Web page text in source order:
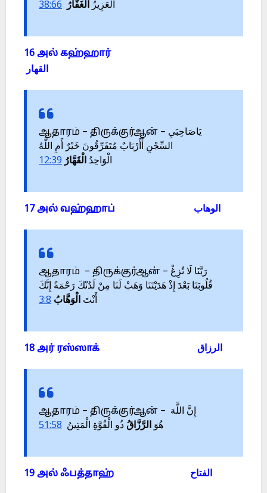
الْعَزِيزُ الْغَفَّارُ 38:66
16 அல் கஹ்ஹார்
ஆதாரம் – திருக்குர்ஆன் – يَاصَاحِبَيِ
السِّجْنِ أَأَرْبَابٌ مُتَفَرِّقُونَ خَيْرٌ أَمِ اللَّهُ
الْوَاحِدُ الْقَهَّارُ 12:39
ஆதாரம் – திருக்குர்ஆன் – رَبَّنَا لَا تُزِغْ
قُلُوبَنَا بَعْدَ إِذْ هَدَيْتَنَا وَهَبْ لَنَا مِنْ لَدُنْكَ رَحْمَةً إِنَّكَ
أَنْتَ الْوَهَّابُ 3:8
ஆதாரம் – திருக்குர்ஆன் – إِنَّ اللَّهَ
هُوَ الرَّزَّاقُ ذُو الْقُوَّةِ الْمَتِينُ 51:58